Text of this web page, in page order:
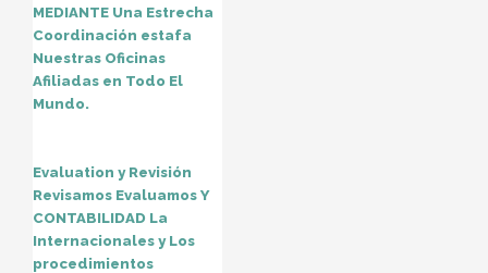
MEDIANTE Una Estrecha
Coordinación estafa
Nuestras Oficinas
Afiliadas en Todo El
Mundo.
Evaluation y Revisión
Revisamos Evaluamos Y
CONTABILIDAD La
Internacionales y Los
procedimientos